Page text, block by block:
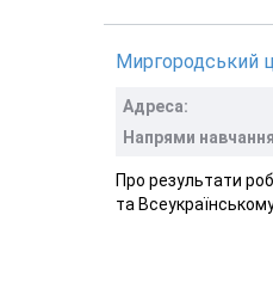
Миргородський
Адреса:
Напрями
Про результати
та Всеукраїнському